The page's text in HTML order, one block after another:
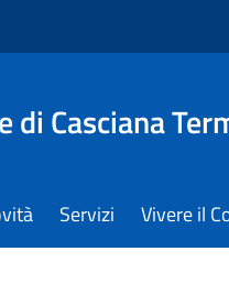
di Casciana
Servizi Vivere il